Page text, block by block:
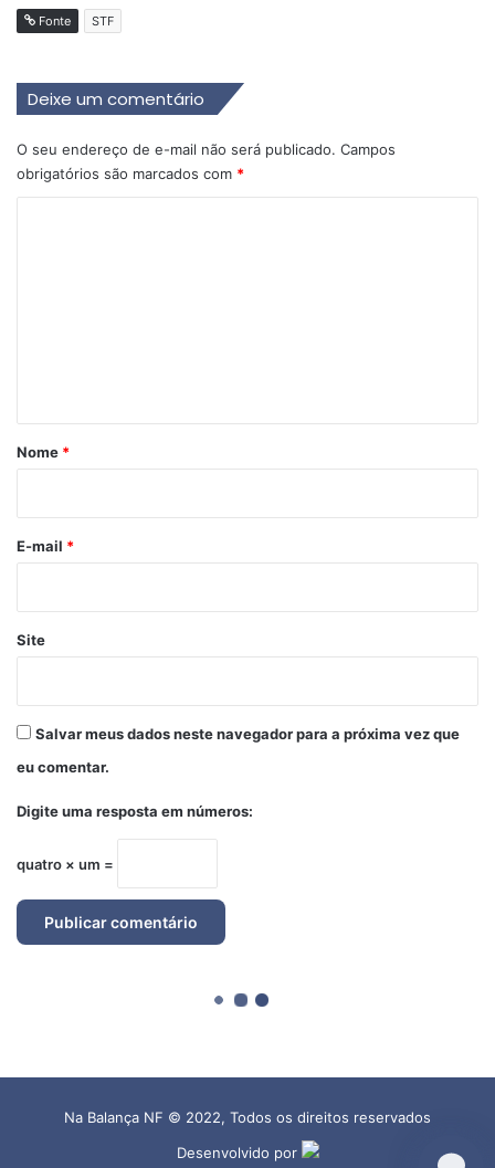
Na Balança NF © 2022, Todos os direitos reservados
Desenvolvido por